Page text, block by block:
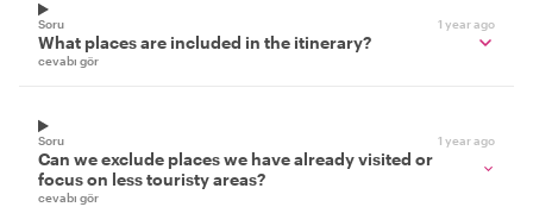
Soru 1 year ago
What places are included in the itinerary?
cevabı gör
Soru 1 year ago
Can we exclude places we have already visited or
focus on less touristy areas?
cevabı gör